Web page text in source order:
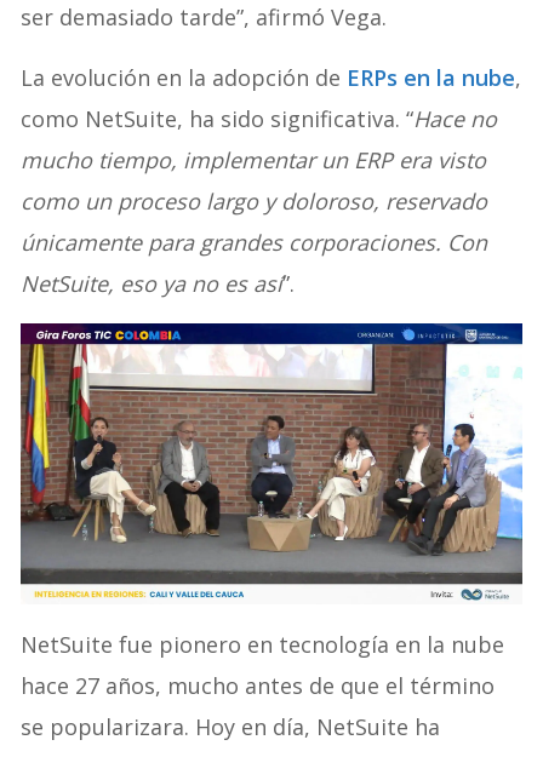
ser demasiado tarde”, afirmó Vega.
La evolución en la adopción de ERPs en la nube,
como NetSuite, ha sido significativa. “Hace no
mucho tiempo, implementar un ERP era visto
como un proceso largo y doloroso, reservado
únicamente para grandes corporaciones. Con
NetSuite, eso ya no es así”.
NetSuite fue pionero en tecnología en la nube
hace 27 años, mucho antes de que el término
se popularizara. Hoy en día, NetSuite ha